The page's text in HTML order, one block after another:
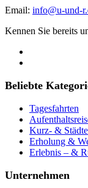
Email: info@u-und-
Kennen Sie bereits
Beliebte
Tagesfahrten
Kurz- &
Erholung &
Erlebnis – &
Unternehmen